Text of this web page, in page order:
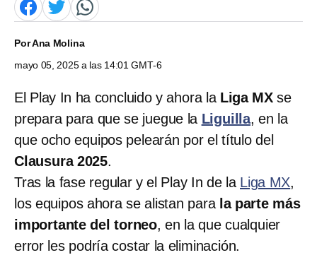
PorAna Molina
mayo 05, 2025 a las 14:01 GMT-6
El Play In ha concluido y ahora la Liga MX se
prepara para que se juegue la Liguilla, en la
que ocho equipos pelearán por el título del
Clausura 2025.
Tras la fase regular y el Play In de la Liga MX,
los equipos ahora se alistan para la parte más
importante del torneo, en la que cualquier
error les podría costar la eliminación.